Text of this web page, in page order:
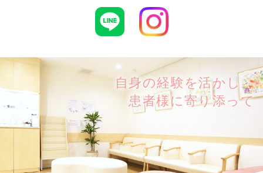
自身の経験を活かし、
患者様に寄り添って